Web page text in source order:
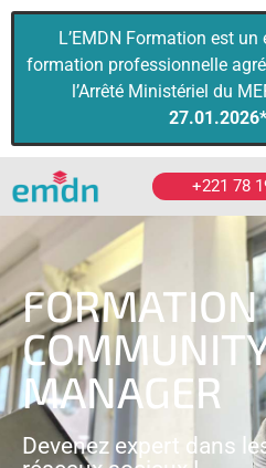
L’EMDN Formation est
formation professionnelle
l’Arrêté Ministériel du
+221 78
FORMATION
MANAGER
Devenez expert dans